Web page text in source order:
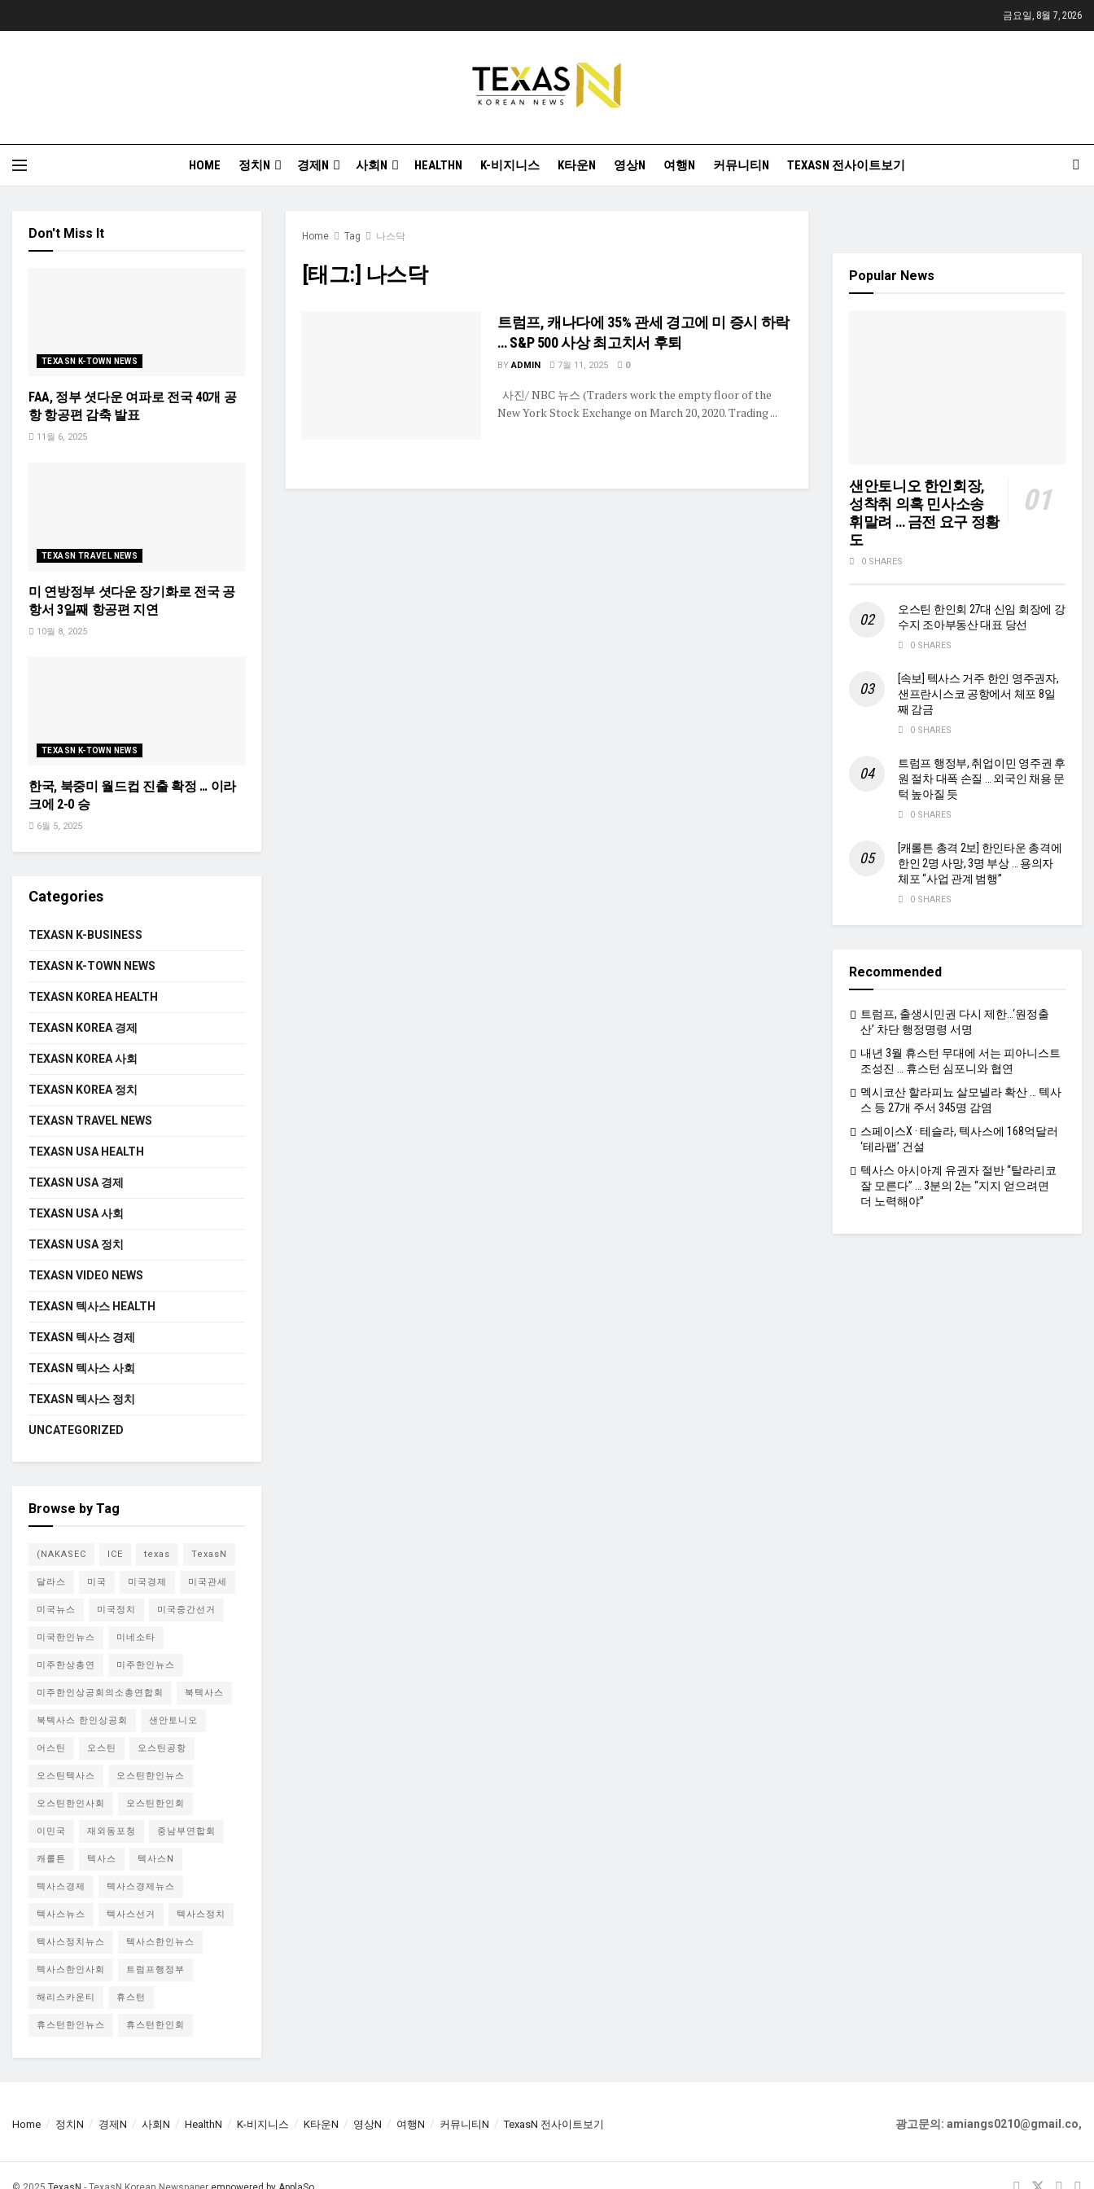
금요일, 8월 7, 2026
HOME 정치N 경제N 사회N HEALTHN K-비지니스 K타운N 영상N 여행N 커뮤니티N TEXASN 전사이트보기
Home Tag 나스닥
[태그:] 나스닥
트럼프, 캐나다에 35% 관세 경고에 미 증시 하락
… S&P 500 사상 최고치서 후퇴
BY ADMIN 7월 11, 2025 0
사진/ NBC 뉴스 (Traders work the empty floor of the
New York Stock Exchange on March 20, 2020. Trading ...
Don't Miss It
TEXASN K-TOWN NEWS
FAA, 정부 셧다운 여파로 전국 40개 공
항 항공편 감축 발표
11월 6, 2025
TEXASN TRAVEL NEWS
미 연방정부 셧다운 장기화로 전국 공
항서 3일째 항공편 지연
10월 8, 2025
TEXASN K-TOWN NEWS
한국, 북중미 월드컵 진출 확정 … 이라
크에 2-0 승
6월 5, 2025
Categories
TEXASN K-BUSINESS
TEXASN K-TOWN NEWS
TEXASN KOREA HEALTH
TEXASN KOREA 경제
TEXASN KOREA 사회
TEXASN KOREA 정치
TEXASN TRAVEL NEWS
TEXASN USA HEALTH
TEXASN USA 경제
TEXASN USA 사회
TEXASN USA 정치
TEXASN VIDEO NEWS
TEXASN 텍사스 HEALTH
TEXASN 텍사스 경제
TEXASN 텍사스 사회
TEXASN 텍사스 정치
UNCATEGORIZED
Browse by Tag
(NAKASEC ICE texas TexasN
달라스 미국 미국경제 미국관세
미국뉴스 미국정치 미국중간선거
미국한인뉴스 미네소타
미주한상총연 미주한인뉴스
미주한인상공회의소총연합회 북텍사스
북텍사스 한인상공회 샌안토니오
어스틴 오스틴 오스틴공항
오스틴텍사스 오스틴한인뉴스
오스틴한인사회 오스틴한인회
이민국 재외동포청 중남부연합회
캐롤튼 텍사스 텍사스N
텍사스경제 텍사스경제뉴스
텍사스뉴스 텍사스선거 텍사스정치
텍사스정치뉴스 텍사스한인뉴스
텍사스한인사회 트럼프행정부
해리스카운티 휴스턴
휴스턴한인뉴스 휴스턴한인회
Popular News
샌안토니오 한인회장,
성착취 의혹 민사소송
휘말려 … 금전 요구 정황
도
0 SHARES
오스틴 한인회 27대 신임 회장에 강
수지 조아부동산 대표 당선
0 SHARES
[속보] 텍사스 거주 한인 영주권자,
샌프란시스코 공항에서 체포 8일
째 감금
0 SHARES
트럼프 행정부, 취업이민 영주권 후
원 절차 대폭 손질 … 외국인 채용 문
턱 높아질 듯
0 SHARES
[캐롤튼 총격 2보] 한인타운 총격에
한인 2명 사망, 3명 부상 … 용의자
체포 “사업 관계 범행”
0 SHARES
Recommended
트럼프, 출생시민권 다시 제한…‘원정출
산’ 차단 행정명령 서명
내년 3월 휴스턴 무대에 서는 피아니스트
조성진 … 휴스턴 심포니와 협연
멕시코산 할라피뇨 살모넬라 확산 … 텍사
스 등 27개 주서 345명 감염
스페이스X · 테슬라, 텍사스에 168억달러
‘테라팹’ 건설
텍사스 아시아계 유권자 절반 “탈라리코
잘 모른다” … 3분의 2는 “지지 얻으려면
더 노력해야”
Home 정치N 경제N 사회N HealthN K-비지니스 K타운N 영상N 여행N 커뮤니티N TexasN 전사이트보기 광고문의: amiangs0210@gmail.co,